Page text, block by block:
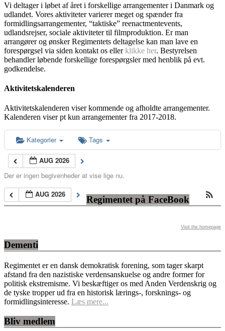
Vi deltager i løbet af året i forskellige arrangementer i Danmark og
udlandet. Vores aktiviteter varierer meget og spænder fra
formidlingsarrangementer, “taktiske” reenactmentevents,
udlandsrejser, sociale aktiviteter til filmproduktion. Er man
arrangører og ønsker Regimentets deltagelse kan man lave en
forespørgsel via siden kontakt os ellerklikke her. Bestyrelsen
behandler løbende forskellige forespørgsler med henblik på evt.
godkendelse.
Aktivitetskalenderen
Aktivitetskalenderen viser kommende og afholdte arrangementer.
Kalenderen viser pt kun arrangementer fra 2017-2018.
Kategorier Tags
AUG 2026
Der er ingen begivenheder at vise lige nu.
AUG 2026
Regimentet på FaceBook
Visit the homepage
Dementi
Regimentet er en dansk demokratisk forening, som tager skarpt
afstand fra den nazistiske verdensanskuelse og andre former for
politisk ekstremisme. Vi beskæftiger os med Anden Verdenskrig og
de tyske tropper ud fra en historisk lærings-, forsknings- og
formidlingsinteresse. Læs mere...
Bliv medlem